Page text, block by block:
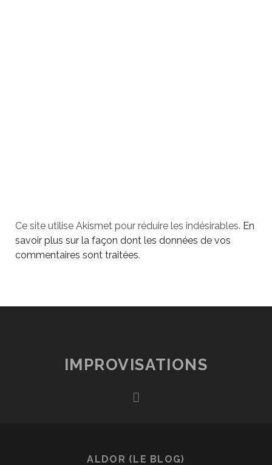
Ce site utilise Akismet pour réduire les indésirables. En
savoir plus sur la façon dont les données de vos
commentaires sont traitées.
IMPROVISATIONS
ALDOR (LE BLOG)